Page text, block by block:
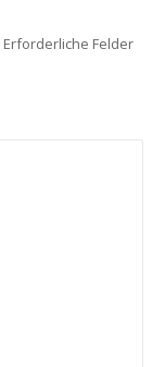
Erforderliche Felder